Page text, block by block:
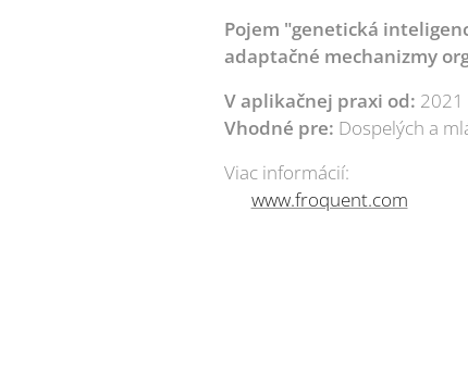
Pojem "genetická
adaptačné mechanizmy
V aplikačnej praxi od: 2021
Vhodné pre: Dospelých a
Viac informácií:
www.froquent.com